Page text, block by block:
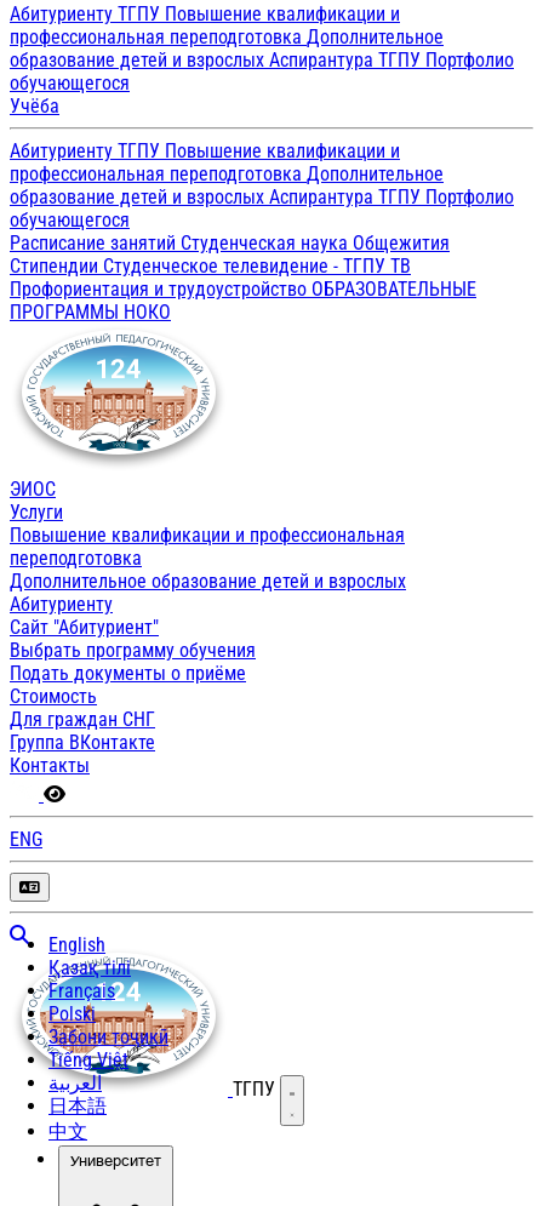
Абитуриенту ТГПУ Повышение квалификации и
профессиональная переподготовка Дополнительное
образование детей и взрослых Аспирантура ТГПУ Портфолио
обучающегося
Учёба
Абитуриенту ТГПУ Повышение квалификации и
профессиональная переподготовка Дополнительное
образование детей и взрослых Аспирантура ТГПУ Портфолио
обучающегося
Расписание занятий Студенческая наука Общежития
Стипендии Студенческое телевидение - ТГПУ ТВ
Профориентация и трудоустройство ОБРАЗОВАТЕЛЬНЫЕ
ПРОГРАММЫ НОКО
ЭИОС
Услуги
Повышение квалификации и профессиональная
переподготовка
Дополнительное образование детей и взрослых
Абитуриенту
Сайт "Абитуриент"
Выбрать программу обучения
Подать документы о приёме
Стоимость
Для граждан СНГ
Группа ВКонтакте
Контакты
ENG
English
Қазақ тілі
Français
Polski
Забони тоҷикӣ
Tiếng Việt
العربية
日本語
中文
ТГПУ Открыть меню
Университет